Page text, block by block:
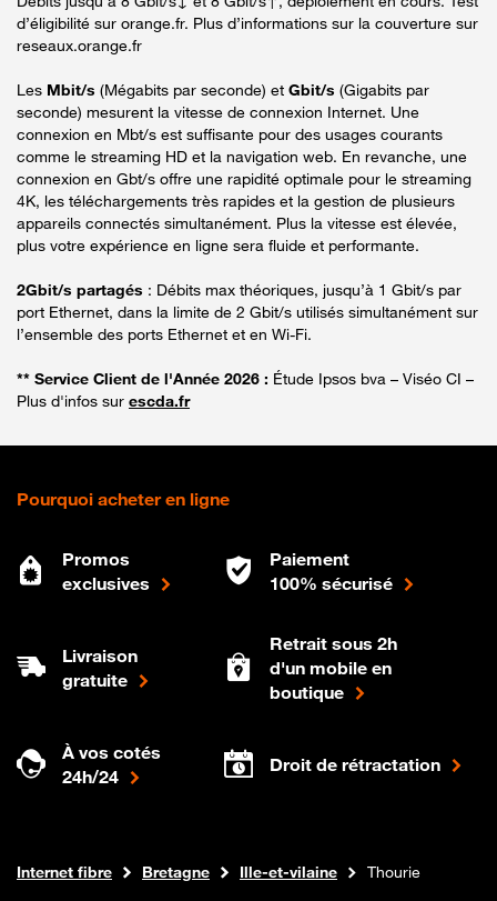
d’éligibilité sur orange.fr. Plus d’informations sur la couverture sur
reseaux.orange.fr
Les Mbit/s (Mégabits par seconde) et Gbit/s (Gigabits par
seconde) mesurent la vitesse de connexion Internet. Une
connexion en Mbt/s est suffisante pour des usages courants
comme le streaming HD et la navigation web. En revanche, une
connexion en Gbt/s offre une rapidité optimale pour le streaming
4K, les téléchargements très rapides et la gestion de plusieurs
appareils connectés simultanément. Plus la vitesse est élevée,
plus votre expérience en ligne sera fluide et performante.
2Gbit/s partagés : Débits max théoriques, jusqu’à 1 Gbit/s par
port Ethernet, dans la limite de 2 Gbit/s utilisés simultanément sur
l’ensemble des ports Ethernet et en Wi-Fi.
** Service Client de l'Année 2026 : Étude Ipsos bva – Viséo CI –
Plus d'infos sur escda.fr
Pourquoi acheter en ligne
Promos
exclusives
Paiement
100% sécurisé
Livraison
gratuite
Retrait sous 2h
d'un mobile en
boutique
À vos cotés
24h/24
Droit de rétractation
Boutique Orange
Internet fibre Bretagne Ille-et-vilaine Thourie